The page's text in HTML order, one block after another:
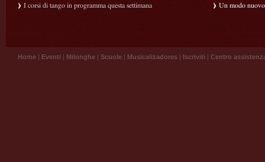
I corsi di tango in programma questa settimana
Un modo
Home | Eventi | Milonghe | Scuole | Musicalizadores | Iscriviti | Centro